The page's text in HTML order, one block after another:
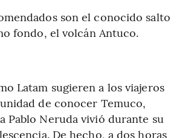
son el conocido salto
fondo, el volcán Antuco.
Latam sugieren a los viajeros
de conocer Temuco,
Pablo Neruda vivió durante su
De hecho, a dos horas